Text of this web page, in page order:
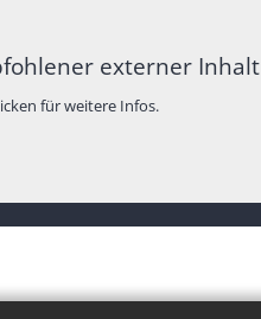
externer Inhalt
für weitere Infos.